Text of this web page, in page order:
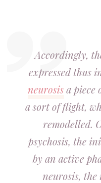
Accordingly,
expressed thus
neurosisa piece
a sort of flight,
remodelled.
psychosis, the
by an active
neurosis,